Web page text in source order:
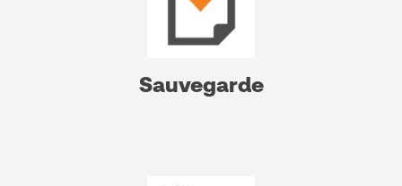
Sauvegarde